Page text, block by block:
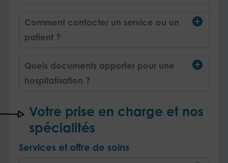
Comment contacter un service ou un
patient ?
Quels documents apporter pour une
hospitalisation ?
Votre prise en charge et nos
spécialités
Services et offre de soins